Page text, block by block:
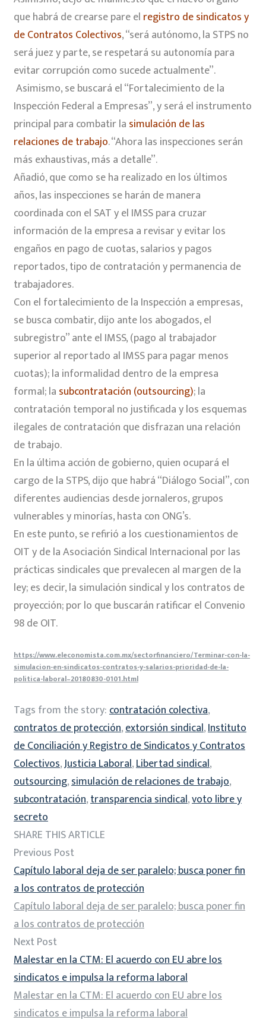
que habrá de crearse pare el registro de sindicatos y
de Contratos Colectivos, “será autónomo, la STPS no
será juez y parte, se respetará su autonomía para
evitar corrupción como sucede actualmente”.
Asimismo, se buscará el “Fortalecimiento de la
Inspección Federal a Empresas”, y será el instrumento
principal para combatir la simulación de las
relaciones de trabajo. “Ahora las inspecciones serán
más exhaustivas, más a detalle”.
Añadió, que como se ha realizado en los últimos
años, las inspecciones se harán de manera
coordinada con el SAT y el IMSS para cruzar
información de la empresa a revisar y evitar los
engaños en pago de cuotas, salarios y pagos
reportados, tipo de contratación y permanencia de
trabajadores.
Con el fortalecimiento de la Inspección a empresas,
se busca combatir, dijo ante los abogados, el
subregistro” ante el IMSS, (pago al trabajador
superior al reportado al IMSS para pagar menos
cuotas); la informalidad dentro de la empresa
formal; la subcontratación (outsourcing); la
contratación temporal no justificada y los esquemas
ilegales de contratación que disfrazan una relación
de trabajo.
En la última acción de gobierno, quien ocupará el
cargo de la STPS, dijo que habrá “Diálogo Social”, con
diferentes audiencias desde jornaleros, grupos
vulnerables y minorías, hasta con ONG’s.
En este punto, se refirió a los cuestionamientos de
OIT y de la Asociación Sindical Internacional por las
prácticas sindicales que prevalecen al margen de la
ley; es decir, la simulación sindical y los contratos de
proyección; por lo que buscarán ratificar el Convenio
98 de OIT.
https://www.eleconomista.com.mx/sectorfinanciero/Terminar-con-la-
simulacion-en-sindicatos-contratos-y-salarios-prioridad-de-la-
politica-laboral–20180830-0101.html
Tags from the story:contratación colectiva,
contratos de protección,extorsión sindical,Instituto
de Conciliación y Registro de Sindicatos y Contratos
Colectivos,Justicia Laboral,Libertad sindical,
outsourcing,simulación de relaciones de trabajo,
subcontratación,transparencia sindical,voto libre y
secreto
SHARE THIS ARTICLE
Previous Post
Capítulo laboral deja de ser paralelo; busca poner fin
a los contratos de protección
Capítulo laboral deja de ser paralelo; busca poner fin
a los contratos de protección
Next Post
Malestar en la CTM: El acuerdo con EU abre los
sindicatos e impulsa la reforma laboral
Malestar en la CTM: El acuerdo con EU abre los
sindicatos e impulsa la reforma laboral